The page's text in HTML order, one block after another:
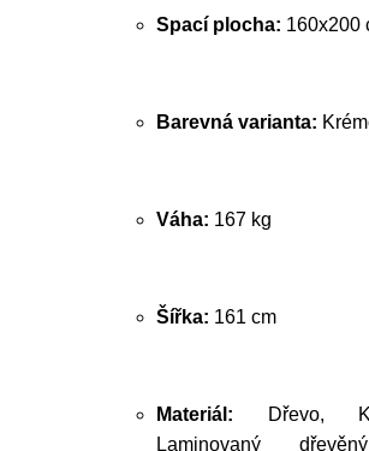
Spací plocha: 160x200
Barevná varianta:
Váha: 167 kg
Šířka: 161 cm
Materiál: Dřevo,
Laminovaný